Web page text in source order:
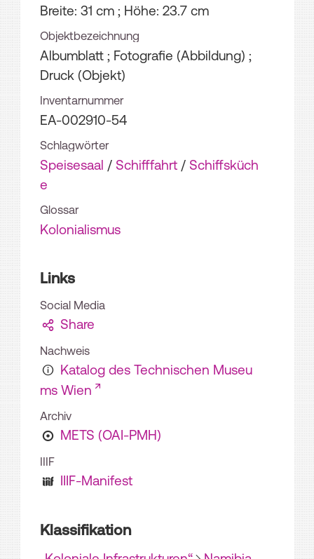
Breite: 31 cm ; Höhe: 23.7 cm
Objektbezeichnung
Albumblatt ; Fotografie (Abbildung) ;
Druck (Objekt)
Inventarnummer
EA-002910-54
Schlagwörter
Speisesaal / Schifffahrt / Schiffsküch
e
Glossar
Kolonialismus
Links
Social Media
Share
Nachweis
Katalog des Technischen Museu
ms Wien
Archiv
METS (OAI-PMH)
IIIF
IIIF-Manifest
Klassifikation